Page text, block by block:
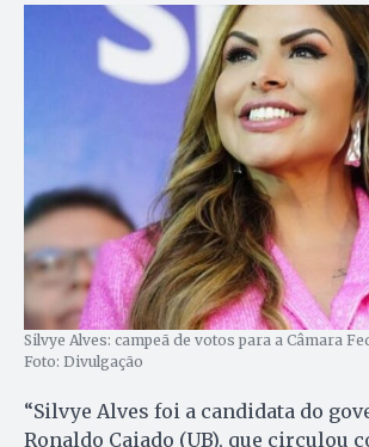
Silvye Alves: campeã de votos para a Câmara
Foto: Divulgação
“Silvye Alves foi a candidata do
Ronaldo Caiado (UB), que circulou